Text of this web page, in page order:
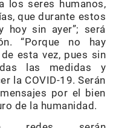
los seres humanos,
que durante estos
hoy sin ayer”; será
“Porque no hay
esta vez, pues sin
las medidas y
la COVID-19. Serán
por el bien
de la humanidad.